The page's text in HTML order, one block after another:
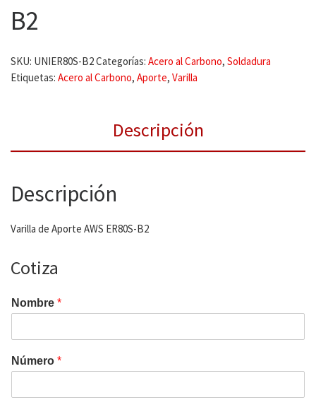
B2
SKU: UNIER80S-B2Categorías: Acero al Carbono, Soldadura
Etiquetas: Acero al Carbono, Aporte, Varilla
Descripción
Descripción
Varilla de Aporte AWS ER80S-B2
Cotiza
Nombre *
Número *